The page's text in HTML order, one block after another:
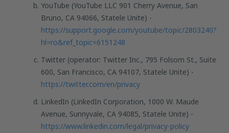
YouTube (YouTube LLC 901 Cherry Avenue, San
Bruno, CA 94066, Statele Unite) -
https://support.google.com/youtube/topic/2803240?
hl=ro&ref_topic=6151248
Twitter (operator: Twitter Inc., 795 Folsom St., Suite
600, San Francisco, CA 94107, Statele Unite) -
https://twitter.com/en/privacy
LinkedIn (LinkedIn Corporation, 1000 W. Maude
Avenue, Sunnyvale, CA 94085, Statele Unite) -
https://www.linkedin.com/legal/privacy-policy